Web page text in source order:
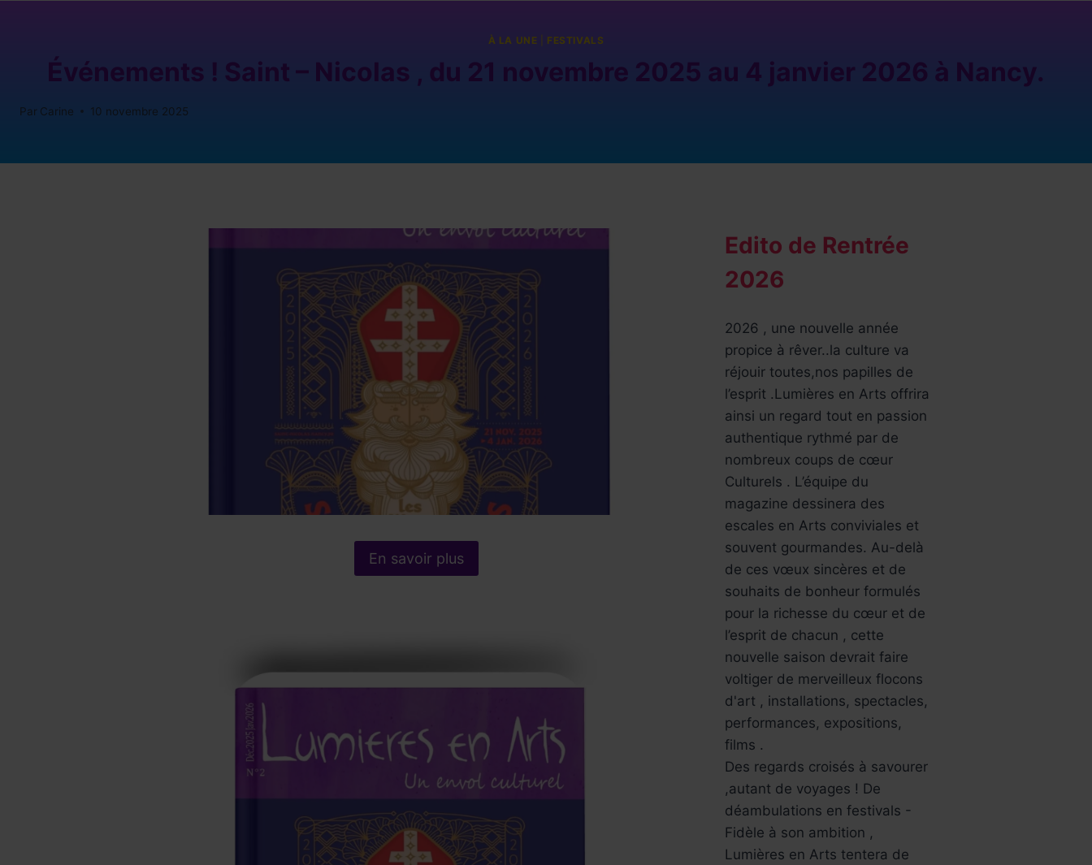
À LA UNE FESTIVALS
Événements ! Saint – Nicolas , du 21 novembre 2025 au 4 janvier 2026 à Nancy.
Par Carine 10 novembre 2025
En savoir plus
Edito de Rentrée
2026
2026 , une nouvelle année
propice à rêver..la culture va
réjouir toutes,nos papilles de
l’esprit .Lumières en Arts offrira
ainsi un regard tout en passion
authentique rythmé par de
nombreux coups de cœur
Culturels . L’équipe du
magazine dessinera des
escales en Arts conviviales et
souvent gourmandes. Au-delà
de ces vœux sincères et de
souhaits de bonheur formulés
pour la richesse du cœur et de
l’esprit de chacun , cette
nouvelle saison devrait faire
voltiger de merveilleux flocons
d'art , installations, spectacles,
performances, expositions,
films .
Des regards croisés à savourer
,autant de voyages ! De
déambulations en festivals -
Fidèle à son ambition ,
Lumières en Arts tentera de